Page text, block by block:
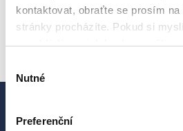
kontaktovat, obraťte se prosím
stránky procházíte. Pokud si
nenakládáme, jak bychom měli,
však rádi, pokud se nejdříve
budeme tak moct Váš požadavek
nastavení můžete kdykoliv
„Nastavení cookies“.
souhlasu
Nutné
Preferenční
VŠECHNY